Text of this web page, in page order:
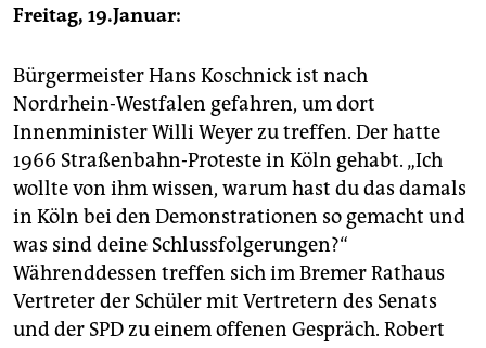
Freitag, 19.Januar:
Bürgermeister Hans Koschnick ist nach
Nordrhein-Westfalen gefahren, um dort
Innenminister Willi Weyer zu treffen. Der hatte
1966 Straßenbahn-Proteste in Köln gehabt. „Ich
wollte von ihm wissen, warum hast du das damals
in Köln bei den Demonstrationen so gemacht und
was sind deine Schlussfolgerungen?“
Währenddessen treffen sich im Bremer Rathaus
Vertreter der Schüler mit Vertretern des Senats
und der SPD zu einem offenen Gespräch. Robert